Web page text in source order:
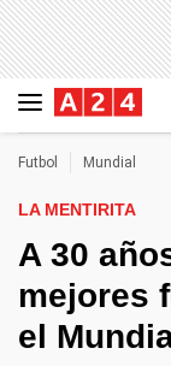
Futbol Mundial
LA MENTIRITA
A 30
mejores
el